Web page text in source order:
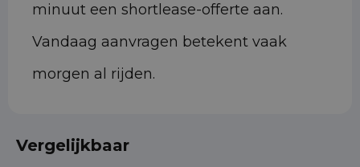
minuut een shortlease-offerte aan.
Vandaag aanvragen betekent vaak
morgen al rijden.
Vergelijkbaar